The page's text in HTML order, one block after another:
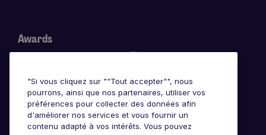
Awards
"Si vous cliquez sur ""Tout accepter"", nous
pourrons, ainsi que nos partenaires, utiliser vos
préférences pour collecter des données afin
d'améliorer nos services et vous fournir un
contenu adapté à vos intérêts. Vous pouvez